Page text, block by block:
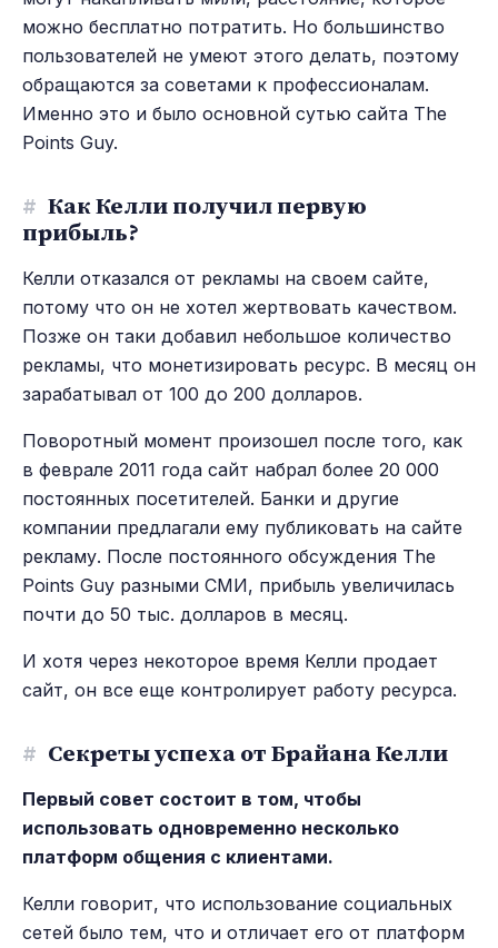
можно бесплатно потратить. Но большинство
пользователей не умеют этого делать, поэтому
обращаются за советами к профессионалам.
Именно это и было основной сутью сайта The
Points Guy.
# Как Келли получил первую
прибыль?
Келли отказался от рекламы на своем сайте,
потому что он не хотел жертвовать качеством.
Позже он таки добавил небольшое количество
рекламы, что монетизировать ресурс. В месяц он
зарабатывал от 100 до 200 долларов.
Поворотный момент произошел после того, как
в феврале 2011 года сайт набрал более 20 000
постоянных посетителей. Банки и другие
компании предлагали ему публиковать на сайте
рекламу. После постоянного обсуждения The
Points Guy разными СМИ, прибыль увеличилась
почти до 50 тыс. долларов в месяц.
И хотя через некоторое время Келли продает
сайт, он все еще контролирует работу ресурса.
# Секреты успеха от Брайана Келли
Первый совет состоит в том, чтобы
использовать одновременно несколько
платформ общения с клиентами.
Келли говорит, что использование социальных
сетей было тем, что и отличает его от платформ